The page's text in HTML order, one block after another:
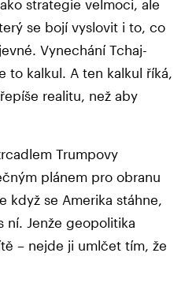
strategie velmoci, ale
se bojí vyslovit i to, co
Vynechání Tchaj-
to kalkul. A ten kalkul říká,
realitu, než aby
Trumpovy
plánem pro obranu
když se Amerika stáhne,
ní. Jenže geopolitika
– nejde ji umlčet tím, že